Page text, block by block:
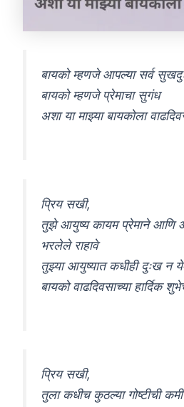
बायको म्हणजे आपल्या सर्व
बायको म्हणजे प्रेमाचा सुगंध
अशा या माझ्या बायकोला
प्रिय सखी,
तुझे आयुष्य कायम प्रेमाने आणि
भरलेले राहावे
तुझ्या आयुष्यात कधीही दुःख न
बायको वाढदिवसाच्या हार्दिक
प्रिय सखी,
तुला कधीच कुठल्या गोष्टीची